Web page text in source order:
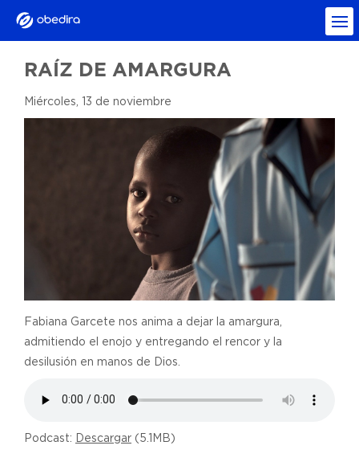
RAÍZ DE AMARGURA
Miércoles, 13 de noviembre
Fabiana Garcete nos anima a dejar la amargura,
admitiendo el enojo y entregando el rencor y la
desilusión en manos de Dios.
Podcast: Descargar (5.1MB)